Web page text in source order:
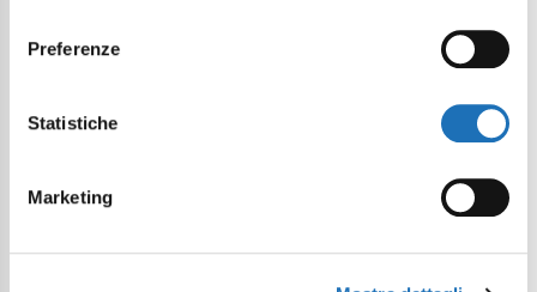
Preferenze
Statistiche
Marketing
Il tuo viaggio digitale dentro Cesenatico